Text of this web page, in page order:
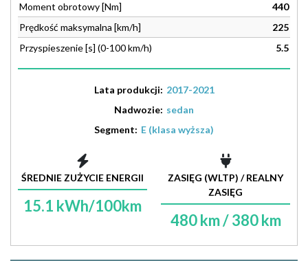
Moment obrotowy [Nm]
440
Prędkość maksymalna [km/h]
225
Przyspieszenie [s] (0-100 km/h)
5.5
Lata produkcji: 2017-2021
Nadwozie: sedan
Segment: E (klasa wyższa)
ŚREDNIE ZUŻYCIE ENERGII
15.1 kWh/100km
ZASIĘG (WLTP) / REALNY
ZASIĘG
480 km / 380 km